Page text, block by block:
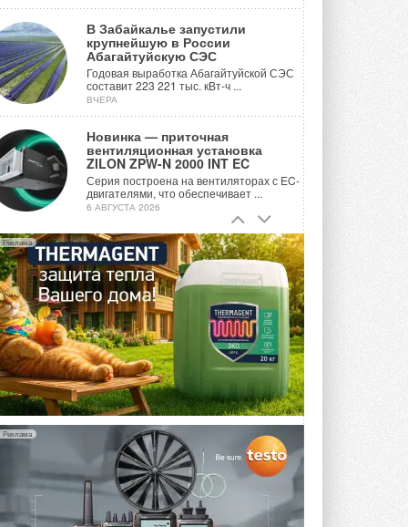
В Забайкалье запустили
крупнейшую в России
Абагайтуйскую СЭС
Годовая выработка Абагайтуйской СЭС
составит 223 221 тыс. кВт-ч ...
ВЧЕРА
Новинка — приточная
вентиляционная установка
ZILON ZPW-N 2000 INT EC
Серия построена на вентиляторах с EC-
двигателями, что обеспечивает ...
6 АВГУСТА 2026
Учёные ЮУрГУ создали
каскадную установку,
объединяющую солнечную и
геотермальную энергию
Природосберегающие технологии ...
6 АВГУСТА 2026
Для Арктики создали
технологию защиты
ветрогенераторов от аварий
Разработка учитывает влияние
мерзлоты, обледенения и снеговых ...
6 АВГУСТА 2026
Гибридный тепловой насос PV/T
с одним общим испарителем
Исследователи предложили
конструкцию двухисточникового ...
Реклама
Реклама